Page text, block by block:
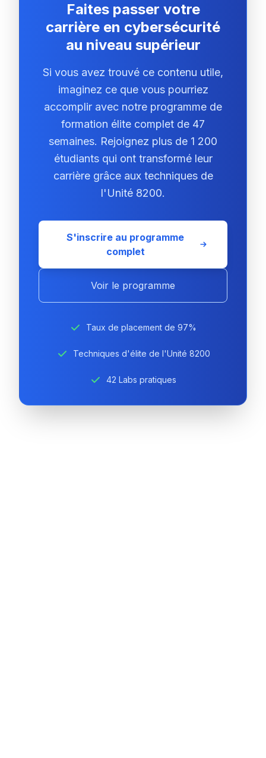
Faites passer votre
carrière en cybersécurité
au niveau supérieur
Si vous avez trouvé ce contenu utile,
imaginez ce que vous pourriez
accomplir avec notre programme de
formation élite complet de 47
semaines. Rejoignez plus de 1 200
étudiants qui ont transformé leur
carrière grâce aux techniques de
l'Unité 8200.
S'inscrire au programme
complet
Voir le programme
Taux de placement de 97%
Techniques d'élite de l'Unité 8200
42 Labs pratiques